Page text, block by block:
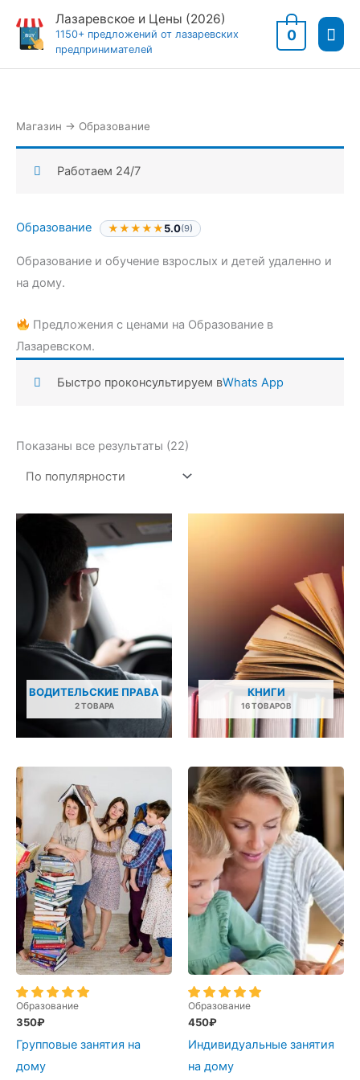
содержимому
Лазаревское и Цены (2026)
1150+ предложений от лазаревских
предпринимателей
0
Магазин → Образование
Работаем 24/7
Образование ★★★★★5.0(9)
Образование и обучение взрослых и детей удаленно и
на дому.
Предложения с ценами на Образование в
Лазаревском.
Быстро проконсультируем вWhats App
Показаны все результаты (22)
ВОДИТЕЛЬСКИЕ ПРАВА
2 ТОВАРА
КНИГИ
16 ТОВАРОВ
Образование
350₽
Групповые занятия на
дому
Образование
450₽
Индивидуальные занятия
на дому